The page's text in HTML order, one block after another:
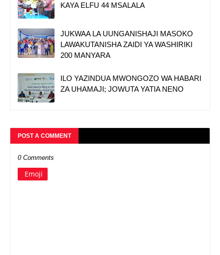
KAYA ELFU 44 MSALALA
JUKWAA LA UUNGANISHAJI MASOKO
LAWAKUTANISHA ZAIDI YA WASHIRIKI
200 MANYARA
ILO YAZINDUA MWONGOZO WA HABARI
ZA UHAMAJI; JOWUTA YATIA NENO
POST A COMMENT
0 Comments
Emoji